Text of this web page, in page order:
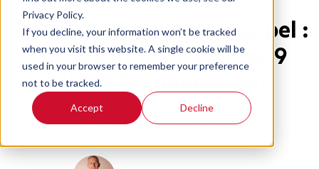
Privacy Policy.
If you decline, your information won’t be tracked
when you visit this website. A single cookie will be
used in your browser to remember your preference
not to be tracked.
Accept Decline
Gestion d'un centre d'appel :
Comment maîtriser les 9
piliers fondamentaux
Call Center Management